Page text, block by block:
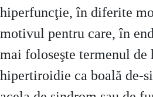
hiperfuncţie, în diferite
motivul pentru care, în
mai foloseşte termenul
hipertiroidie ca boală de-